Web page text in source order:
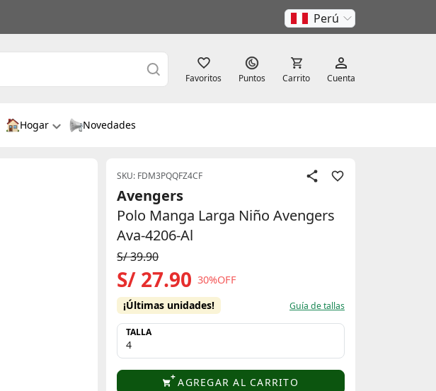
Perú
Favoritos Puntos Carrito Cuenta
Hogar Novedades
SKU: FDM3PQQFZ4CF
Avengers
Polo Manga Larga Niño Avengers
Ava-4206-Al
S/ 39.90
S/ 27.90 30%OFF
¡Últimas unidades! Guía de tallas
TALLA
AGREGAR AL CARRITO